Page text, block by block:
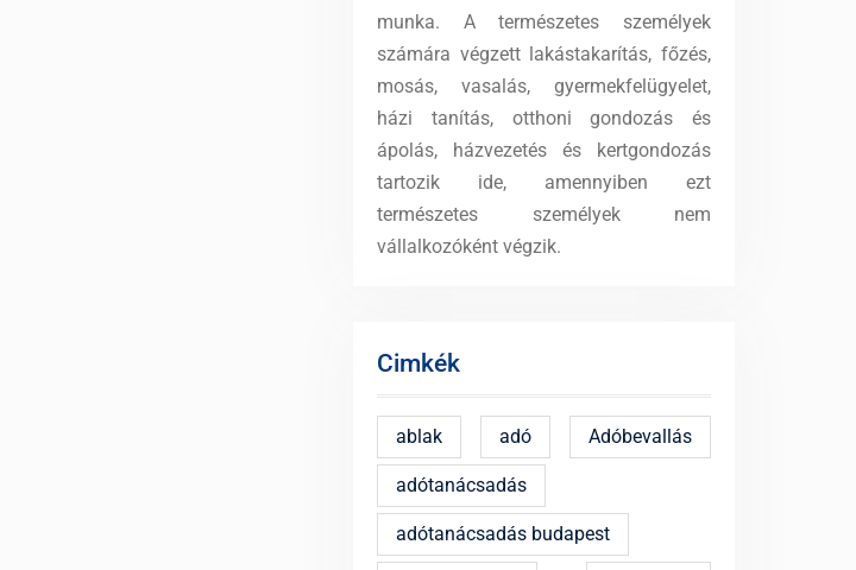
munka. A természetes személyek
számára végzett lakástakarítás, főzés,
mosás, vasalás, gyermekfelügyelet,
házi tanítás, otthoni gondozás és
ápolás, házvezetés és kertgondozás
tartozik ide, amennyiben ezt
természetes személyek nem
vállalkozóként végzik.
Cimkék
ablak adó Adóbevallás
adótanácsadás
adótanácsadás budapest